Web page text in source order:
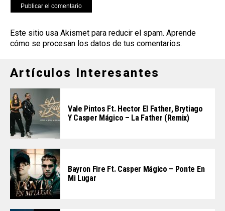
Este sitio usa Akismet para reducir el spam. Aprende
cómo se procesan los datos de tus comentarios.
Artículos Interesantes
Vale Pintos Ft. Hector El Father, Brytiago
Y Casper Mágico – La Father (Remix)
Bayron Fire Ft. Casper Mágico – Ponte En
Mi Lugar